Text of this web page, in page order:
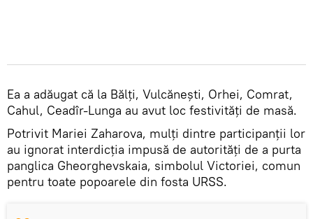
Ea a adăugat că la Bălţi, Vulcăneşti, Orhei, Comrat,
Cahul, Ceadîr-Lunga au avut loc festivităţi de masă.
Potrivit Mariei Zaharova, mulți dintre participanții lor
au ignorat interdicția impusă de autorități de a purta
panglica Gheorghevskaia, simbolul Victoriei, comun
pentru toate popoarele din fosta URSS.